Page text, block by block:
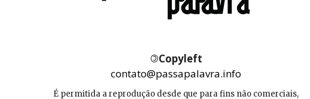
©Copyleft
contato@passapalavra.info
É permitida a reprodução desde que para fins não comerciais,